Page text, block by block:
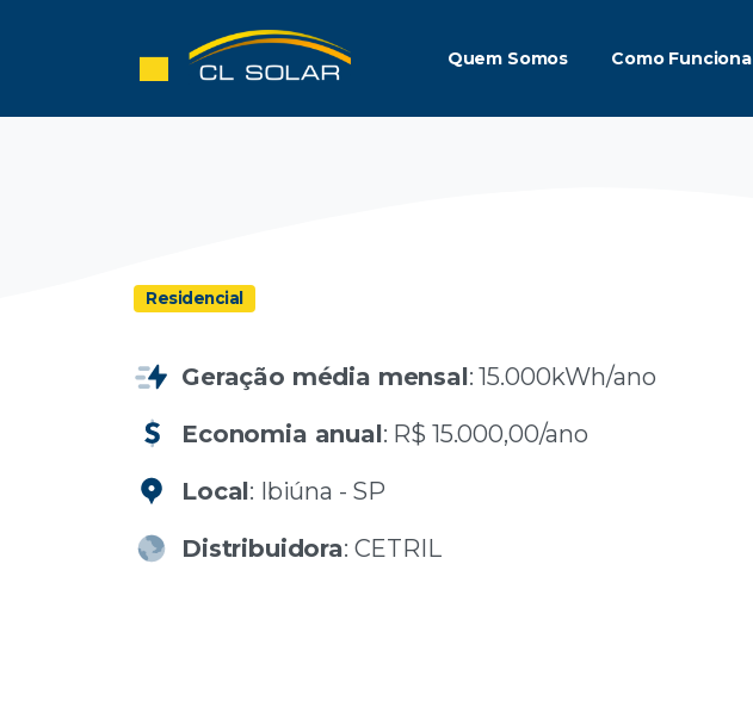
Quem Somos Como Funciona
Residencial
Geração média mensal: 15.000kWh/ano
Economia anual: R$ 15.000,00/ano
Local: Ibiúna - SP
Distribuidora: CETRIL